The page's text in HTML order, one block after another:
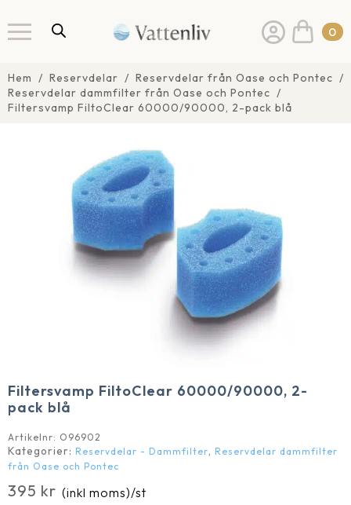
0
Hem Reservdelar
Reservdelar från Oase och Pontec
Reservdelar dammfilter från Oase och Pontec
Filtersvamp FiltoClear 60000/90000, 2-pack blå
Filtersvamp FiltoClear 60000/90000, 2-
pack blå
Artikelnr: O96902
Kategorier: Reservdelar - Dammfilter, Reservdelar dammfilter
från Oase och Pontec
395 kr (inkl moms)/st